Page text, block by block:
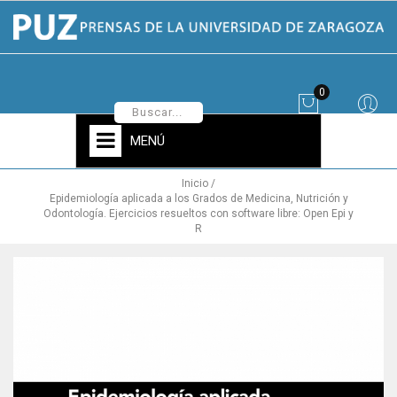
0
MENÚ
Inicio
Epidemiología aplicada a los Grados de Medicina, Nutrición y
Odontología. Ejercicios resueltos con software libre: Open Epi y
R